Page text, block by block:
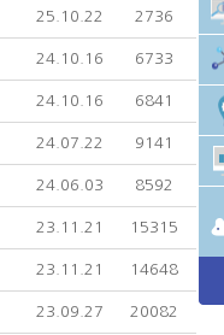
25.10.22 2736
24.10.16 6733
24.10.16 6841
24.07.22 9141
24.06.03 8592
23.11.21 15315
23.11.21 14648
23.09.27 20082